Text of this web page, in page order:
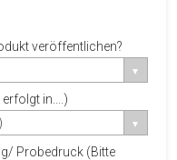
veröffentlichen?
in....)
Probedruck (Bitte